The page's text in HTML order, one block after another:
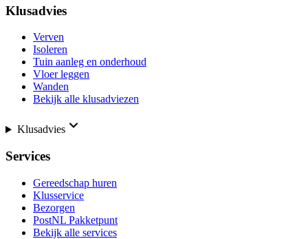
Klusadvies
Verven
Isoleren
Tuin aanleg en onderhoud
Vloer leggen
Wanden
Bekijk alle klusadviezen
Klusadvies
Services
Gereedschap huren
Klusservice
Bezorgen
PostNL Pakketpunt
Bekijk alle services